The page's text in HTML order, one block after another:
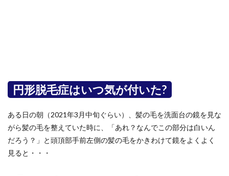
円形脱毛症はいつ気が付いた?
ある日の朝（2021年3月中旬ぐらい）、髪の毛を洗面台の鏡を見な
がら髪の毛を整えていた時に、「あれ？なんでこの部分は白いん
だろう？」と頭頂部手前左側の髪の毛をかきわけて鏡をよくよく
見ると・・・